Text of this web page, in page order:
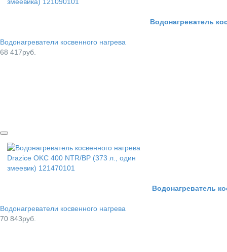
Водонагреватель
Водонагреватели косвенного нагрева
68 417руб.
Водонагреватель
Водонагреватели косвенного нагрева
70 843руб.